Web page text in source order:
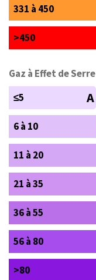
331 à 450
>450
Gaz à Effet de Serre
≤5
A
6 à 10
11 à 20
21 à 35
36 à 55
56 à 80
>80